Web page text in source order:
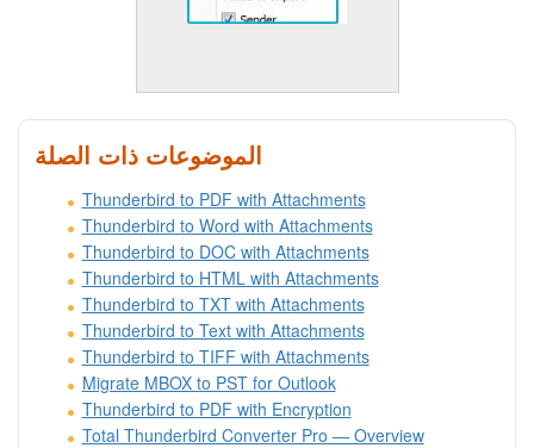
الموضوعات ذات الصلة
Thunderbird to PDF with Attachments
Thunderbird to Word with Attachments
Thunderbird to DOC with Attachments
Thunderbird to HTML with Attachments
Thunderbird to TXT with Attachments
Thunderbird to Text with Attachments
Thunderbird to TIFF with Attachments
Migrate MBOX to PST for Outlook
Thunderbird to PDF with Encryption
Total Thunderbird Converter Pro — Overview